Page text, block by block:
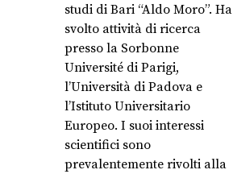
studi di Bari “Aldo Moro”. Ha
svolto attività di ricerca
presso la Sorbonne
Université di Parigi,
l’Università di Padova e
l’Istituto Universitario
Europeo. I suoi interessi
scientifici sono
prevalentemente rivolti alla